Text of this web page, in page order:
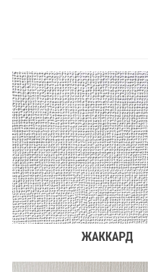
ЖАККАРД